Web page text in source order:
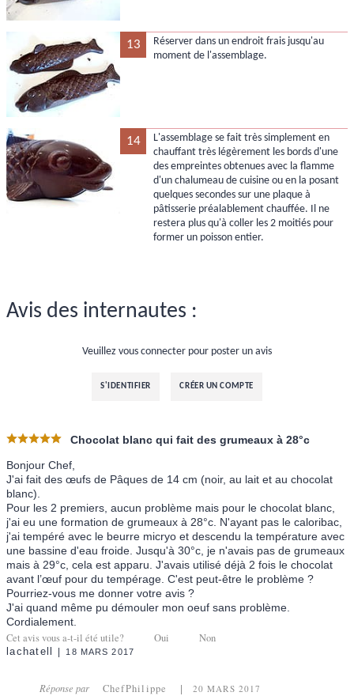
13
Réserver dans un endroit frais jusqu'au
moment de l'assemblage.
14
L'assemblage se fait très simplement en
chauffant très légèrement les bords d'une
des empreintes obtenues avec la flamme
d'un chalumeau de cuisine ou en la posant
quelques secondes sur une plaque à
pâtisserie préalablement chauffée. Il ne
restera plus qu'à coller les 2 moitiés pour
former un poisson entier.
Avis des internautes :
Veuillez vous connecter pour poster un avis
S'IDENTIFIER CRÉER UN COMPTE
Chocolat blanc qui fait des grumeaux à 28°c
Bonjour Chef,
J'ai fait des œufs de Pâques de 14 cm (noir, au lait et au chocolat
blanc).
Pour les 2 premiers, aucun problème mais pour le chocolat blanc,
j'ai eu une formation de grumeaux à 28°c. N'ayant pas le caloribac,
j'ai tempéré avec le beurre micryo et descendu la température avec
une bassine d'eau froide. Jusqu'à 30°c, je n'avais pas de grumeaux
mais à 29°c, cela est apparu. J'avais utilisé déjà 2 fois le chocolat
avant l’œuf pour du tempérage. C'est peut-être le problème ?
Pourriez-vous me donner votre avis ?
J'ai quand même pu démouler mon oeuf sans problème.
Cordialement.
Cet avis vous a-t-il été utile? Oui Non
lachatell 18 MARS 2017
Réponse par ChefPhilippe 20 MARS 2017